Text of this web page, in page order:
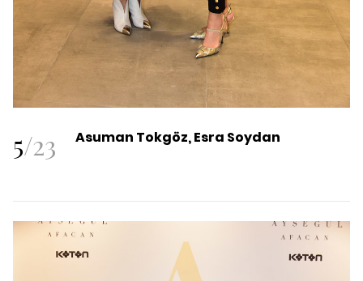
5/23 Asuman Tokgöz, Esra Soydan